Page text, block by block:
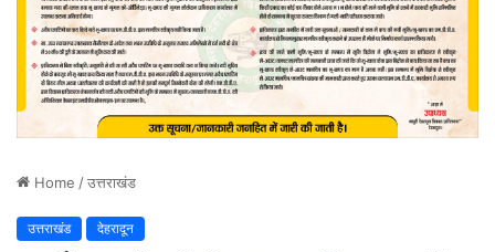
Home /उत्तराखंड
उत्तराखंड देहरादून